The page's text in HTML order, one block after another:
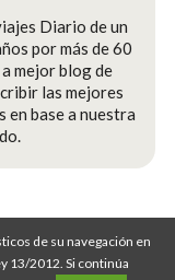
de su navegación en
13/2012. Si continúa
Diario de un
por más de 60
mejor blog de
las mejores
en base a nuestra
2026